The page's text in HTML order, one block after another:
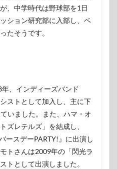
、中学時代は野球部を1日
ション研究部に入部し、ベ
たそうです。
、インディーズバンド
ストとして加入し、主に下
いました。また、ハマ・オ
ズレテルズ」を結成し、
ースデーPARTY!』に出演し
トさんは2009年の「閃光ラ
トとして出演しました。